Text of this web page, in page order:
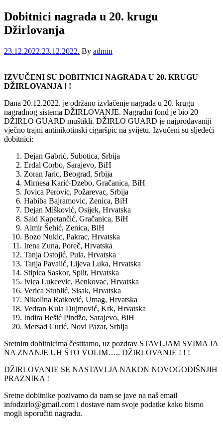
Categories
Dobitnici nagrada u 20. krugu
Džirlovanja
23.12.2022.23.12.2022. By admin
IZVUČENI SU DOBITNICI NAGRADA U 20. KRUGU
DŽIRLOVANJA ! !
Dana 20.12.2022. je održano izvlačenje nagrada u 20. krugu
nagradnog sistema DŽIRLOVANJE. Nagradni fond je bio 20
DŽIRLO GUARD muštikli. DŽIRLO GUARD je najprodavaniji
vječno trajni antinikotinski cigaršpic na svijetu. Izvučeni su sljedeći
dobitnici:
Dejan Gabrić, Subotica, Srbija
Erdal Corbo, Sarajevo, BiH
Zoran Jaric, Beograd, Srbija
Mirnesa Karić-Dzebo, Gračanica, BiH
Jovica Perovic, Požarevac, Srbija
Habiba Bajramovic, Zenica, BiH
Dejan Mišković, Osijek, Hrvatska
Said Kapetančić, Gračanica, BiH
Almir Šehić, Zenica, BiH
Bozo Nukic, Pakrac, Hrvatska
Irena Zuna, Poreč, Hrvatska
Tanja Ostojić, Pula, Hrvatska
Tanja Pavalić, Lijeva Luka, Hrvatska
Stipica Saskor, Split, Hrvatska
Ivica Lukcevic, Benkovac, Hrvatska
Verica Stublić, Sisak, Hrvatska
Nikolina Ratković, Umag, Hrvatska
Vedran Kula Dujmović, Krk, Hrvatska
Indira Bešić Pindžo, Sarajevo, BiH
Mersad Curić, Novi Pazar, Srbija
Sretnim dobitnicima čestitamo, uz pozdrav STAVLJAM SVIMA JA
NA ZNANJE UH ŠTO VOLIM….. DŽIRLOVANJE ! ! !
DŽIRLOVANJE SE NASTAVLJA NAKON NOVOGODIŠNJIH
PRAZNIKA !
Sretne dobitnike pozivamo da nam se jave na naš email
infodzirlo@gmail.com i dostave nam svoje podatke kako bismo
mogli isporučiti nagradu.